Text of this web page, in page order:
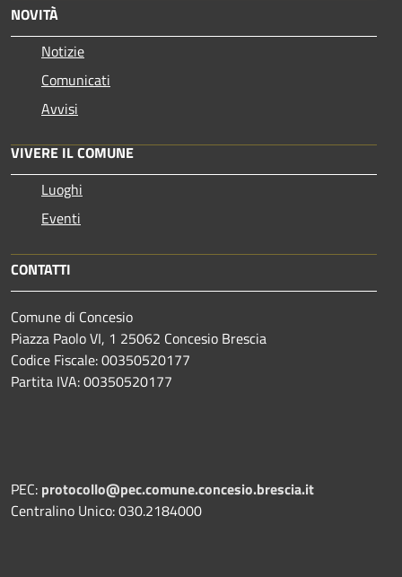
NOVITÀ
Notizie
Comunicati
Avvisi
VIVERE IL COMUNE
Luoghi
Eventi
CONTATTI
Comune di Concesio
Piazza Paolo VI, 1 25062 Concesio Brescia
Codice Fiscale: 00350520177
Partita IVA: 00350520177
PEC: protocollo@pec.comune.concesio.brescia.it
Centralino Unico: 030.2184000